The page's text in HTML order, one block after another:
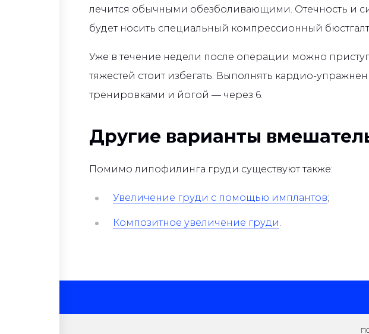
лечится обычными обезболивающими. Отечность и
будет носить специальный компрессионный
Уже в течение недели после операции можно
тяжестей стоит избегать. Выполнять кардио-
тренировками и йогой — через 6.
Другие варианты
Помимо липофилинга груди существуют также:
Увеличение груди с помощью имплантов;
Композитное увеличение груди.